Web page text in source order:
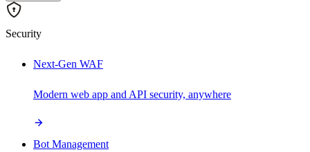
Security
Next-Gen WAF
Modern web app and API security, anywhere
Bot Management